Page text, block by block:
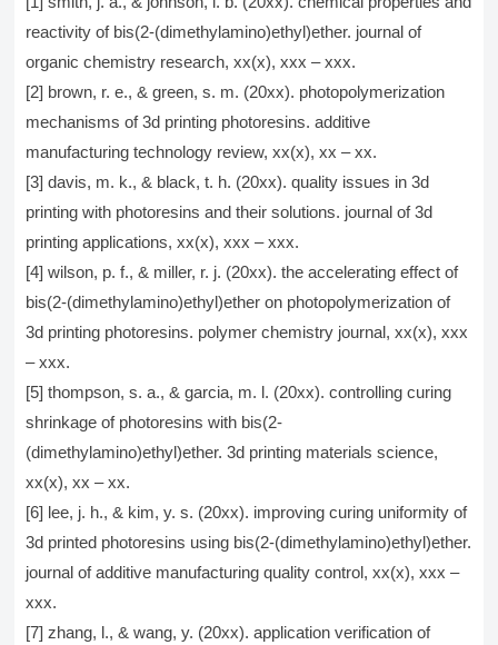
reactivity of bis(2-(dimethylamino)ethyl)ether. journal of
organic chemistry research, xx(x), xxx – xxx.
[2] brown, r. e., & green, s. m. (20xx). photopolymerization
mechanisms of 3d printing photoresins. additive
manufacturing technology review, xx(x), xx – xx.
[3] davis, m. k., & black, t. h. (20xx). quality issues in 3d
printing with photoresins and their solutions. journal of 3d
printing applications, xx(x), xxx – xxx.
[4] wilson, p. f., & miller, r. j. (20xx). the accelerating effect of
bis(2-(dimethylamino)ethyl)ether on photopolymerization of
3d printing photoresins. polymer chemistry journal, xx(x), xxx
– xxx.
[5] thompson, s. a., & garcia, m. l. (20xx). controlling curing
shrinkage of photoresins with bis(2-
(dimethylamino)ethyl)ether. 3d printing materials science,
xx(x), xx – xx.
[6] lee, j. h., & kim, y. s. (20xx). improving curing uniformity of
3d printed photoresins using bis(2-(dimethylamino)ethyl)ether.
journal of additive manufacturing quality control, xx(x), xxx –
xxx.
[7] zhang, l., & wang, y. (20xx). application verification of